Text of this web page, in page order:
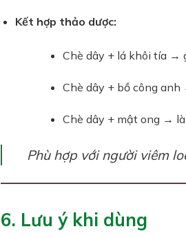
Kết hợp thảo dược:
Chè dây + lá khôi tía →
Chè dây + bồ công
Chè dây + mật ong →
Phù hợp với người viêm
6. Lưu ý khi dùng